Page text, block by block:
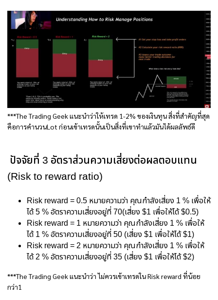
***The Trading Geek แนะนำว่าให้เทรด 1-2% ของเงินทุน สิ่งที่สำคัญที่สุด
คือการคำนวนLot ก่อนเข้าเทรดนั้นเป็นสิ่งที่เขาทำแล้วมันได้ผลลัพธ์ดี
ปัจจัยที่ 3 อัตราส่วนความเสี่ยงต่อผลตอบแทน
(Risk to reward ratio)
Risk reward = 0.5 หมายความว่า คุณกำลังเสี่ยง 1 % เพื่อให้
ได้ 5 % อัตราความเสี่ยงอยู่ที่ 70(เสี่ยง $1 เพื่อให้ได้ $0.5)
Risk reward = 1 หมายความว่า คุณกำลังเสี่ยง 1 % เพื่อให้
ได้ 1 % อัตราความเสี่ยงอยู่ที่ 50 (เสี่ยง $1 เพื่อให้ได้ $1)
Risk reward = 2 หมายความว่า คุณกำลังเสี่ยง 1 % เพื่อให้
ได้ 2 % อัตราความเสี่ยงอยู่ที่ 35 (เสี่ยง $1 เพื่อให้ได้ $2)
***The Trading Geek แนะนำว่า ไม่ควรเข้าเทรดใน Risk reward ที่น้อย
กว่า1